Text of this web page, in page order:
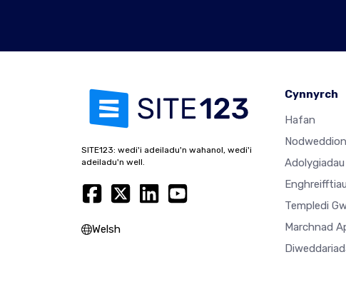
SITE123: wedi'i adeiladu'n wahanol, wedi'i
adeiladu'n well.
Welsh
Cynnyrch
Hafan
Nodweddion
Adolygiadau
Templedi
Marchnad